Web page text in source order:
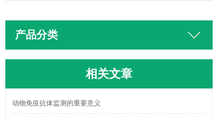
产品分类
相关文章
动物免疫抗体监测的重要意义